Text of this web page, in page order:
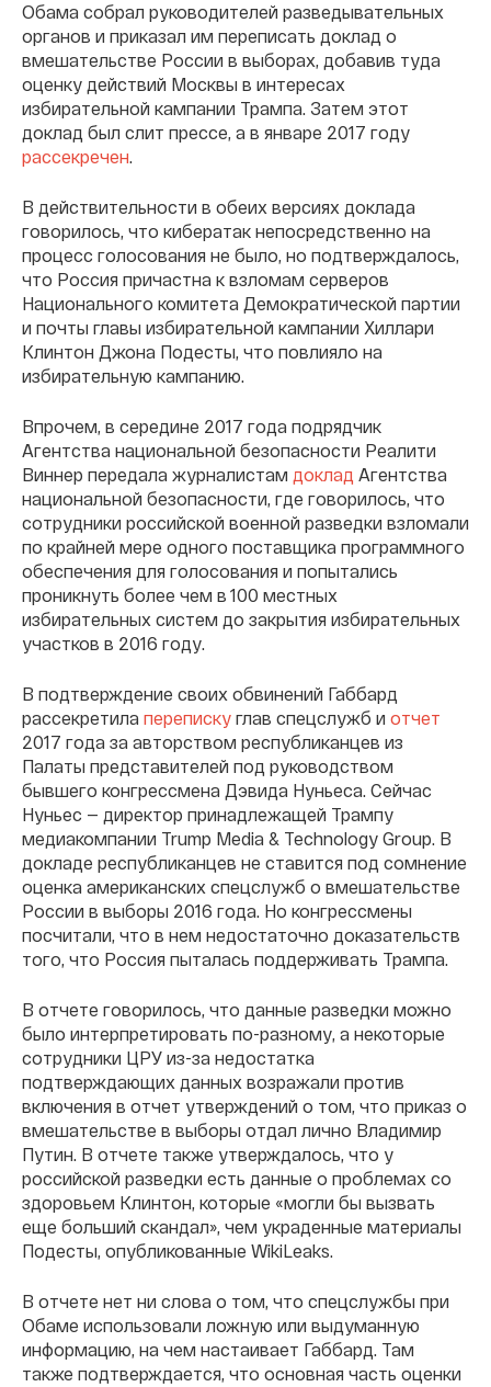
Обама собрал руководителей разведывательных
органов и приказал им переписать доклад о
вмешательстве России в выборах, добавив туда
оценку действий Москвы в интересах
избирательной кампании Трампа. Затем этот
доклад был слит прессе, а в январе 2017 году
рассекречен.
В действительности в обеих версиях доклада
говорилось, что кибератак непосредственно на
процесс голосования не было, но подтверждалось,
что Россия причастна к взломам серверов
Национального комитета Демократической партии
и почты главы избирательной кампании Хиллари
Клинтон Джона Подесты, что повлияло на
избирательную кампанию.
Впрочем, в середине 2017 года подрядчик
Агентства национальной безопасности Реалити
Виннер передала журналистам доклад Агентства
национальной безопасности, где говорилось, что
сотрудники российской военной разведки взломали
по крайней мере одного поставщика программного
обеспечения для голосования и попытались
проникнуть более чем в 100 местных
избирательных систем до закрытия избирательных
участков в 2016 году.
В подтверждение своих обвинений Габбард
рассекретила переписку глав спецслужб и отчет
2017 года за авторством республиканцев из
Палаты представителей под руководством
бывшего конгрессмена Дэвида Нуньеса. Сейчас
Нуньес — директор принадлежащей Трампу
медиакомпании Trump Media & Technology Group. В
докладе республиканцев не ставится под сомнение
оценка американских спецслужб о вмешательстве
России в выборы 2016 года. Но конгрессмены
посчитали, что в нем недостаточно доказательств
того, что Россия пыталась поддерживать Трампа.
В отчете говорилось, что данные разведки можно
было интерпретировать по-разному, а некоторые
сотрудники ЦРУ из-за недостатка
подтверждающих данных возражали против
включения в отчет утверждений о том, что приказ о
вмешательстве в выборы отдал лично Владимир
Путин. В отчете также утверждалось, что у
российской разведки есть данные о проблемах со
здоровьем Клинтон, которые «могли бы вызвать
еще больший скандал», чем украденные материалы
Подесты, опубликованные WikiLeaks.
В отчете нет ни слова о том, что спецслужбы при
Обаме использовали ложную или выдуманную
информацию, на чем настаивает Габбард. Там
также подтверждается, что основная часть оценки